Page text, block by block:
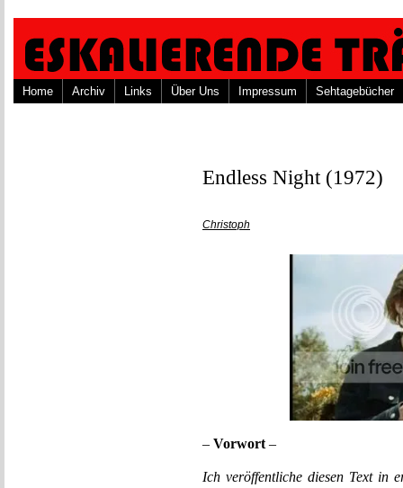
Home Archiv Links Über Uns Impressum Sehtagebücher
Endless Night (1972)
Christoph
– Vorwort –
Ich veröffentliche diesen Text in